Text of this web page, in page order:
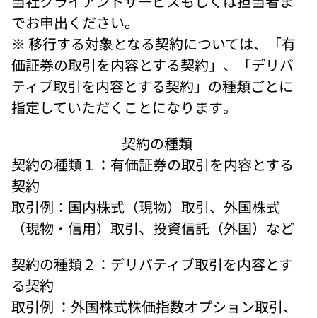
でお申出ください。
※ 移行する対象となる契約については、「有
価証券の取引を内容とする契約」、「デリバ
ティブ取引を内容とする契約」の種類ごとに
指定していただくことになります。
契約の種類
契約の種類１：有価証券の取引を内容とする
契約
取引例：国内株式（現物）取引、外国株式
（現物・信用）取引、投資信託（外国）など
契約の種類２：デリバティブ取引を内容とす
る契約
取引例 ：外国株式株価指数オプション取引、